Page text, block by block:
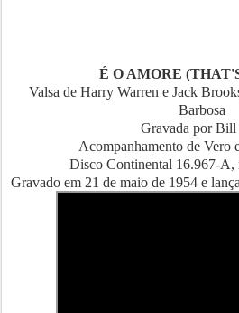
É O AMORE
Valsa de Harry Warren e Jack
Barbosa
Gravada por Bill
Acompanhamento de Vero
Disco Continental 16.967-A,
Gravado em 21 de maio de 1954 e